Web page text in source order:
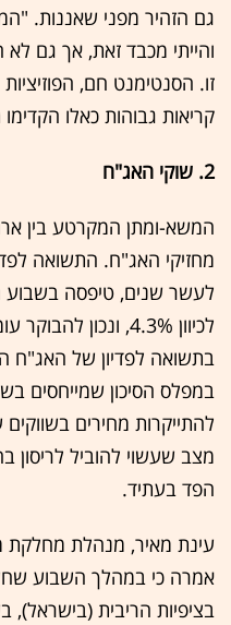
גם הזהיר מפני שאננות.
והייתי מכבד זאת, אך גם לא
זו. הסנטימנט חם,
קריאות גבוהות כאלו
2. שוקי האג"ח
המשא-ומתן המקרטע בין
מחזיקי האג"ח. התשואה
בתשואה לפדיון של האג"ח
במפלס הסיכון שמייחסים
להתייקרות מחירים
מצב שעשוי להוביל
הפד בעתיד.
עינת מאיר, מנהלת מחלקת
אמרה כי במהלך השבוע
בציפיות הריבית